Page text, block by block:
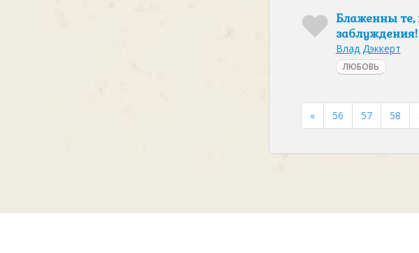
Блаженны те,
заблуждения!
Влад Дэккерт
ЛЮБОВЬ
« 56 57 58